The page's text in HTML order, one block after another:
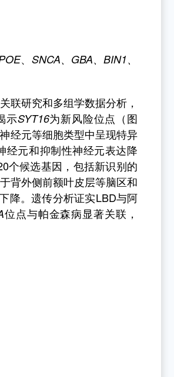
、 SNCA、 GBA、 BIN1、
联研究和多组学数据分析，
示SYT16为新风险位点（图
经元等细胞类型中呈现特异
经元和抑制性神经元表达降
个候选基因，包括新识别的
背外侧前额叶皮层等脑区和
降。遗传分析证实LBD与阿
位点与帕金森病显著关联，